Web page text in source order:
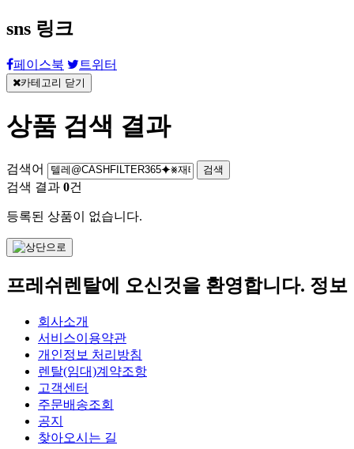
sns 링크
페이스북 트위터
카테고리 닫기
상품 검색 결과
검색어
검색 결과 0건
등록된 상품이 없습니다.
프레쉬렌탈에 오신것을 환영합니다. 정보
회사소개
서비스이용약관
개인정보 처리방침
렌탈(임대)계약조항
고객센터
주문배송조회
공지
찾아오시는 길